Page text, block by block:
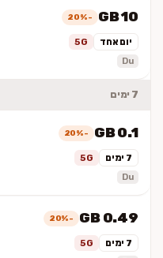
10 GB
-20%
יום אחד 5G
Du
7 ימים
0.1 GB
-20%
7 ימים 5G
Du
0.49 GB
-20%
7 ימים 5G